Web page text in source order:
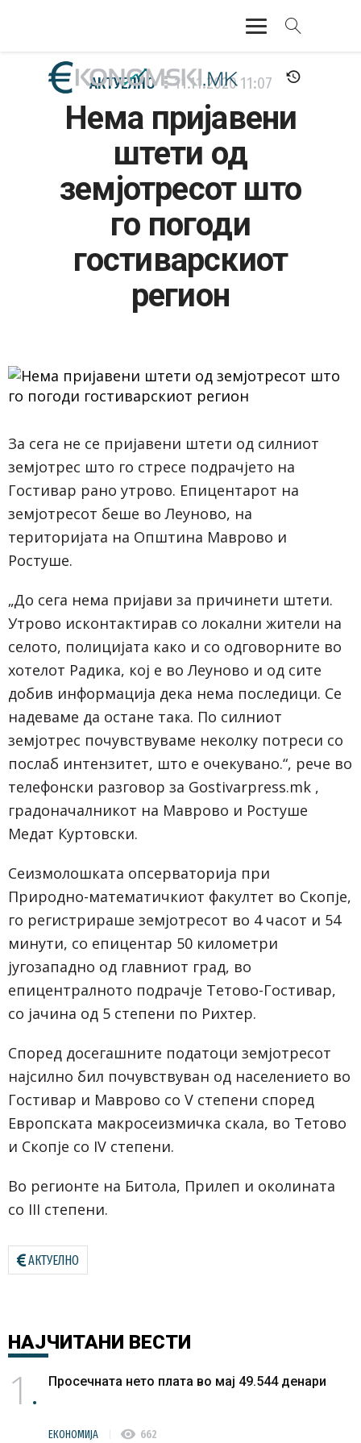
АКТУЕЛНО
ЕКОНОМИЈА
ФИНАНСИИ
БАНКАРСТВО
ЖИВОТ
АКТУЕЛНО 11.11.202011:07
Нема пријавени
штети од
земјотресот што
го погоди
гостиварскиот
регион
За сега не се пријавени штети од силниот
земјотрес што го стресе подрачјето на
Гостивар рано утрово. Епицентарот на
земјотресот беше во Леуново, на
територијата на Општина Маврово и
Ростуше.
„До сега нема пријави за причинети штети.
Утрово исконтактирав со локални жители на
селото, полицијата како и со одговорните во
хотелот Радика, кој е во Леуново и од сите
добив информација дека нема последици. Се
надеваме да остане така. По силниот
земјотрес почувствуваме неколку потреси со
послаб интензитет, што е очекувано.“, рече во
телефонски разговор за Gostivarpress.mk ,
градоначалникот на Маврово и Ростуше
Медат Куртовски.
Сеизмолошката опсерваторија при
Природно-математичкиот факултет во Скопје,
го регистрираше земјотресот во 4 часот и 54
минути, со епицентар 50 километри
југозападно од главниот град, во
епицентралното подрачје Тетово-Гостивар,
со јачина од 5 степени по Рихтер.
Според досегашните податоци земјотресот
најсилно бил почувствуван од населението во
Гостивар и Маврово со V степени според
Европската макросеизмичка скала, во Тетово
и Скопје со IV степени.
Во регионте на Битола, Прилеп и околината
со III степени.
АКТУЕЛНО
НАЈЧИТАНИ ВЕСТИ
1 Просечната нето плата во мај 49.544 денари
ЕКОНОМИЈА visibility 662